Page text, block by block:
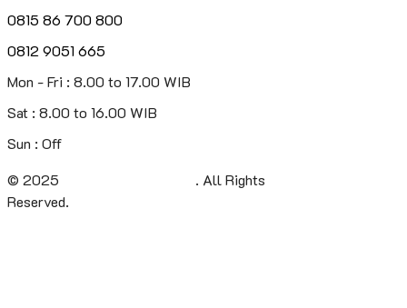
0815 86 700 800
0812 9051 665
Mon - Fri : 8.00 to 17.00 WIB
Sat : 8.00 to 16.00 WIB
Sun : Off
© 2025
. All Rights
Reserved.